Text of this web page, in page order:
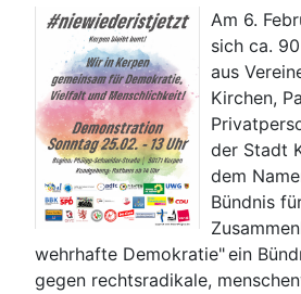
Am 6.
sich ca.
aus
Kirchen,
der Stadt
dem
Bündnis
wehrhafte Demokratie"ein
gegen rechtsradikale,